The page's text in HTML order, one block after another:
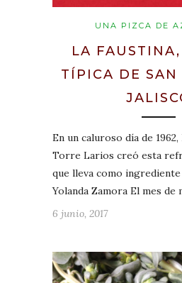
UNA PIZCA DE
LA
TÍPICA DE SAN
En un caluroso día de
Torre Larios creó esta
que lleva como
Yolanda Zamora El mes
6 junio, 2017